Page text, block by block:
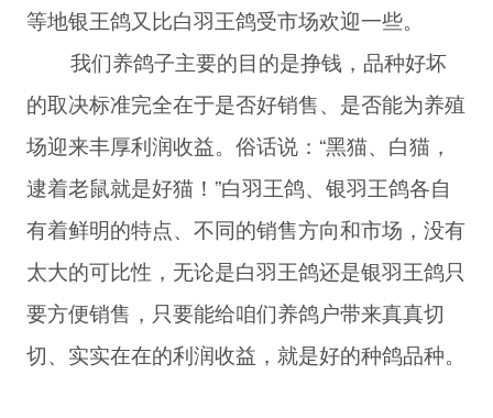
等地银王鸽又比白羽王鸽受市场欢迎一些。
我们养鸽子主要的目的是挣钱，品种好坏
的取决标准完全在于是否好销售、是否能为养殖
场迎来丰厚利润收益。俗话说：“黑猫、白猫，
逮着老鼠就是好猫！”白羽王鸽、银羽王鸽各自
有着鲜明的特点、不同的销售方向和市场，没有
太大的可比性，无论是白羽王鸽还是银羽王鸽只
要方便销售，只要能给咱们养鸽户带来真真切
切、实实在在的利润收益，就是好的种鸽品种。